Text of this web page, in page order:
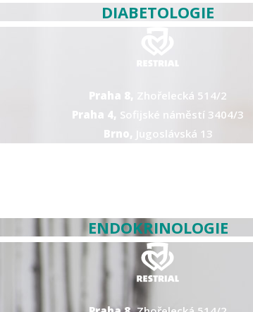
DIABETOLOGIE
Praha 8,
Zhořelecká 514/2
Praha 4, Sofijské náměstí 3404/3
Brno,
Jugoslávská 13
ENDOKRINOLOGIE